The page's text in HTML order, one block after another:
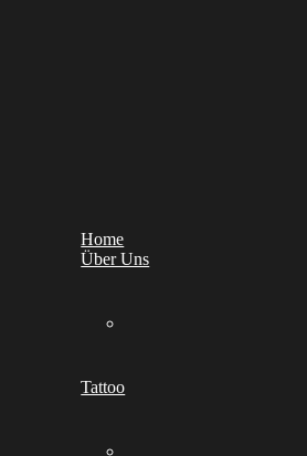
Home
Über Uns
Tattoo